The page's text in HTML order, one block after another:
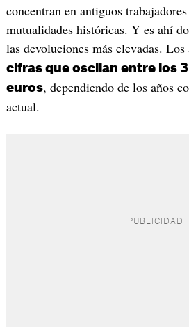
concentran en antiguos
mutualidades históricas. Y es ahí
las devoluciones más elevadas. Los
cifras que oscilan entre los
euros, dependiendo de los años
actual.